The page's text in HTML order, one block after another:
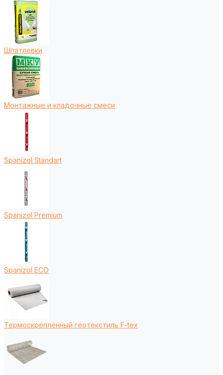
Шпатлевки
Монтажные и кладочные смеси
Spanizol Standart
Spanizol Premium
Spanizol ECO
Термоскреплённый геотекстиль F-tex